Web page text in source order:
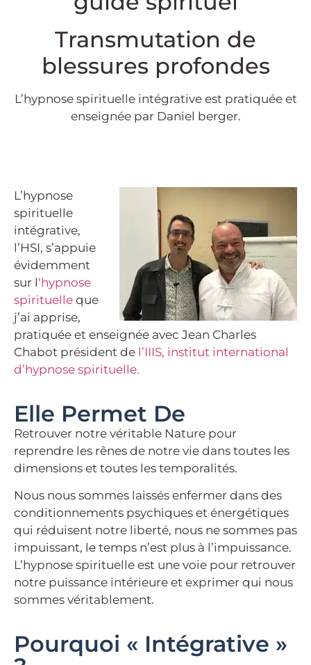
Transmutation de
blessures profondes
L’hypnose spirituelle intégrative est pratiquée et
enseignée par Daniel berger.
L’hypnose
spirituelle
intégrative,
l’HSI, s’appuie
évidemment
sur l‘hypnose
spirituelle que
j’ai apprise,
pratiquée et enseignée avec Jean Charles
Chabot président de l’IIIS, institut international
d’hypnose spirituelle.
Elle Permet De
Retrouver notre véritable Nature pour
reprendre les rênes de notre vie dans toutes les
dimensions et toutes les temporalités.
Nous nous sommes laissés enfermer dans des
conditionnements psychiques et énergétiques
qui réduisent notre liberté, nous ne sommes pas
impuissant, le temps n’est plus à l’impuissance.
L’hypnose spirituelle est une voie pour retrouver
notre puissance intérieure et exprimer qui nous
sommes véritablement.
Pourquoi « Intégrative »